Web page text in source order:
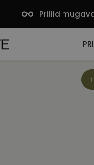
Prillid